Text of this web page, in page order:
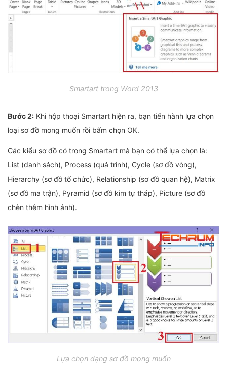
Smartart trong Word 2013
Bước 2: Khi hộp thoại Smartart hiện ra, bạn tiến hành lựa chọn
loại sơ đồ mong muốn rồi bấm chọn OK.
Các kiểu sơ đồ có trong Smartart mà bạn có thể lựa chọn là:
List (danh sách), Process (quá trình), Cycle (sơ đồ vòng),
Hierarchy (sơ đồ tổ chức), Relationship (sơ đồ quan hệ), Matrix
(sơ đồ ma trận), Pyramid (sơ đồ kim tự tháp), Picture (sơ đồ
chèn thêm hình ảnh).
Lựa chọn dạng sơ đồ mong muốn